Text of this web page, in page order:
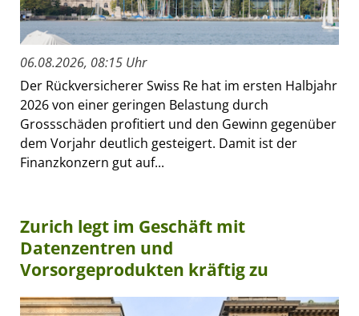
06.08.2026, 08:15 Uhr
Der Rückversicherer Swiss Re hat im ersten Halbjahr
2026 von einer geringen Belastung durch
Grossschäden profitiert und den Gewinn gegenüber
dem Vorjahr deutlich gesteigert. Damit ist der
Finanzkonzern gut auf...
Zurich legt im Geschäft mit
Datenzentren und
Vorsorgeprodukten kräftig zu